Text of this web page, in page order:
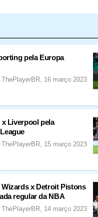
pela Europa
ThePlayerBR, 16 março 2023
x Liverpool pela
ThePlayerBR, 15 março 2023
x Detroit Pistons
regular da NBA
ThePlayerBR, 14 março 2023